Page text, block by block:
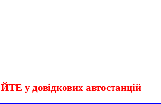
у довідкових автостанцій